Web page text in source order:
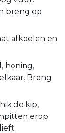
breng op
afkoelen en
honing,
Breng
de kip,
erop.